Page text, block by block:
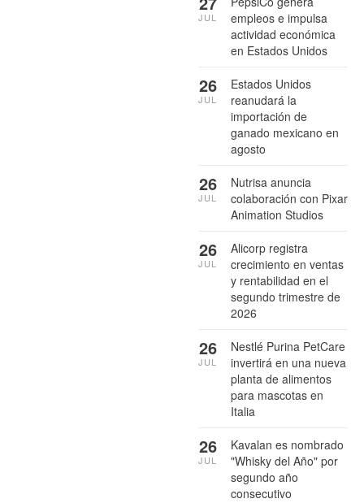
empleos e impulsa
actividad económica
en Estados Unidos
JUL
Estados Unidos
reanudará la
importación de
ganado mexicano en
agosto
26
JUL
Nutrisa anuncia
colaboración con Pixar
Animation Studios
26
JUL
Alicorp registra
crecimiento en ventas
y rentabilidad en el
segundo trimestre de
2026
26
JUL
Nestlé Purina PetCare
invertirá en una nueva
planta de alimentos
para mascotas en
Italia
26
JUL
Kavalan es nombrado
"Whisky del Año" por
segundo año
consecutivo
26
JUL